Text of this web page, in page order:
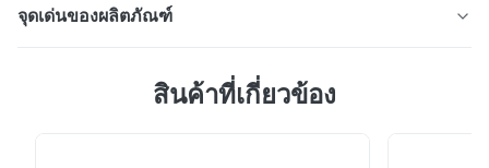
จุดเด่นของผลิตภัณฑ์
สองสี แรงลอกแรงดึงสูง ทนการซักหลายรอบสำหรับการ
สินค้าที่เกี่ยวข้อง